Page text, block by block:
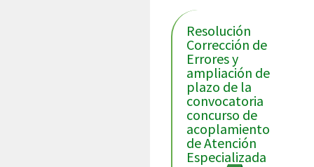
Resolución
Corrección de
Errores y
ampliación de
plazo de la
convocatoria
concurso de
acoplamiento
de Atención
Especializada